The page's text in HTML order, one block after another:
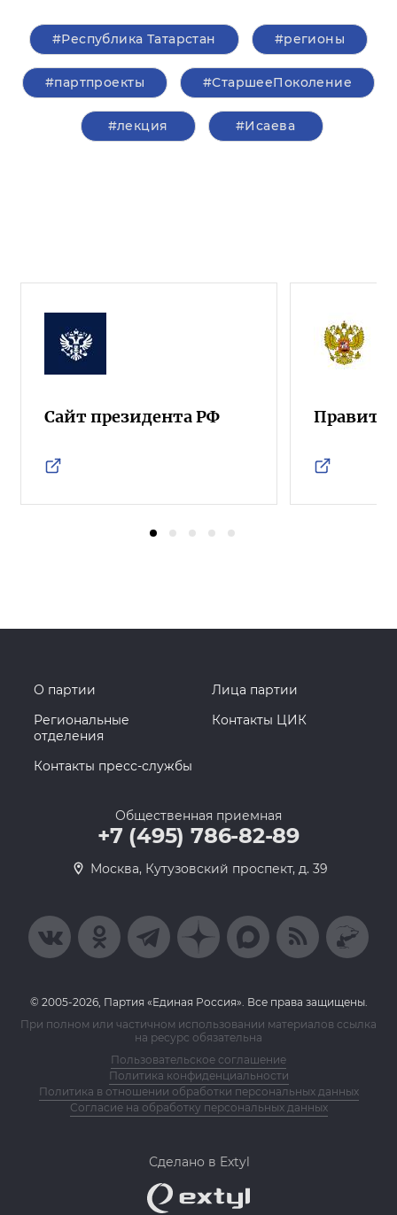
#Республика Татарстан #регионы
#партпроекты #СтаршееПоколение
#лекция #Исаева
Сайт президента РФ
О партии
Лица партии
Региональные
отделения
Контакты ЦИК
Контакты пресс-службы
Общественная приемная
+7 (495) 786-82-89
Москва, Кутузовский проспект, д. 39
© 2005-2026, Партия «Единая Россия». Все права защищены.
При полном или частичном использовании материалов ссылка
на ресурс обязательна
Пользовательское соглашение
Политика конфиденциальности
Политика в отношении обработки персональных данных
Согласие на обработку персональных данных
Сделано в Extyl